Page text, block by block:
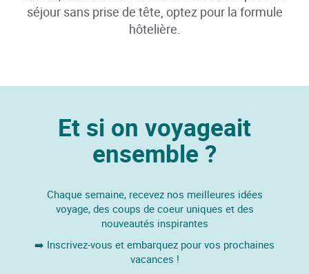
séjour sans prise de tête, optez pour la formule
hôtelière.
Et si on voyageait
ensemble ?
Chaque semaine, recevez nos meilleures idées
voyage, des coups de coeur uniques et des
nouveautés inspirantes
➡️ Inscrivez-vous et embarquez pour vos prochaines
vacances !